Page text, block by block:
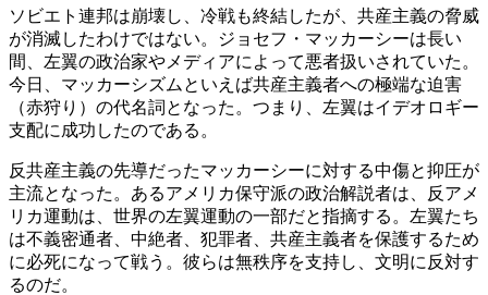
ソビエト連邦は崩壊し、冷戦も終結したが、共産主義の脅威
が消滅したわけではない。ジョセフ・マッカーシーは長い
間、左翼の政治家やメディアによって悪者扱いされていた。
今日、マッカーシズムといえば共産主義者への極端な迫害
（赤狩り）の代名詞となった。つまり、左翼はイデオロギー
支配に成功したのである。
反共産主義の先導だったマッカーシーに対する中傷と抑圧が
主流となった。あるアメリカ保守派の政治解説者は、反アメ
リカ運動は、世界の左翼運動の一部だと指摘する。左翼たち
は不義密通者、中絶者、犯罪者、共産主義者を保護するため
に必死になって戦う。彼らは無秩序を支持し、文明に反対す
るのだ。